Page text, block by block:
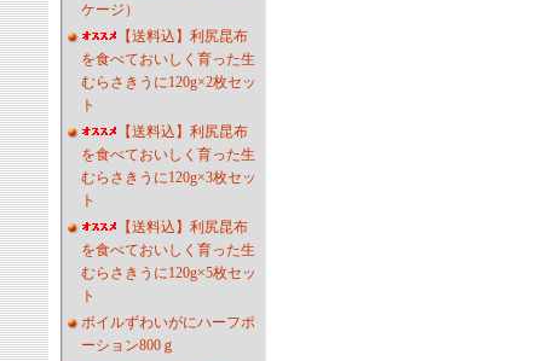
ケージ）
【送料込】利尻昆布
を食べておいしく育った生
むらさきうに120g×2枚セッ
ト
【送料込】利尻昆布
を食べておいしく育った生
むらさきうに120g×3枚セッ
ト
【送料込】利尻昆布
を食べておいしく育った生
むらさきうに120g×5枚セッ
ト
ボイルずわいがにハーフポ
ーション800ｇ